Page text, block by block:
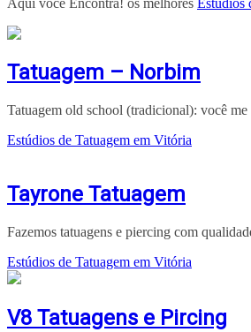
Tatuagem – Norbim
Tatuagem old school (tradicional): você
Estúdios de Tatuagem em Vitória
Tayrone Tatuagem
Fazemos tatuagens e piercing com
Estúdios de Tatuagem em Vitória
V8 Tatuagens e Pircing